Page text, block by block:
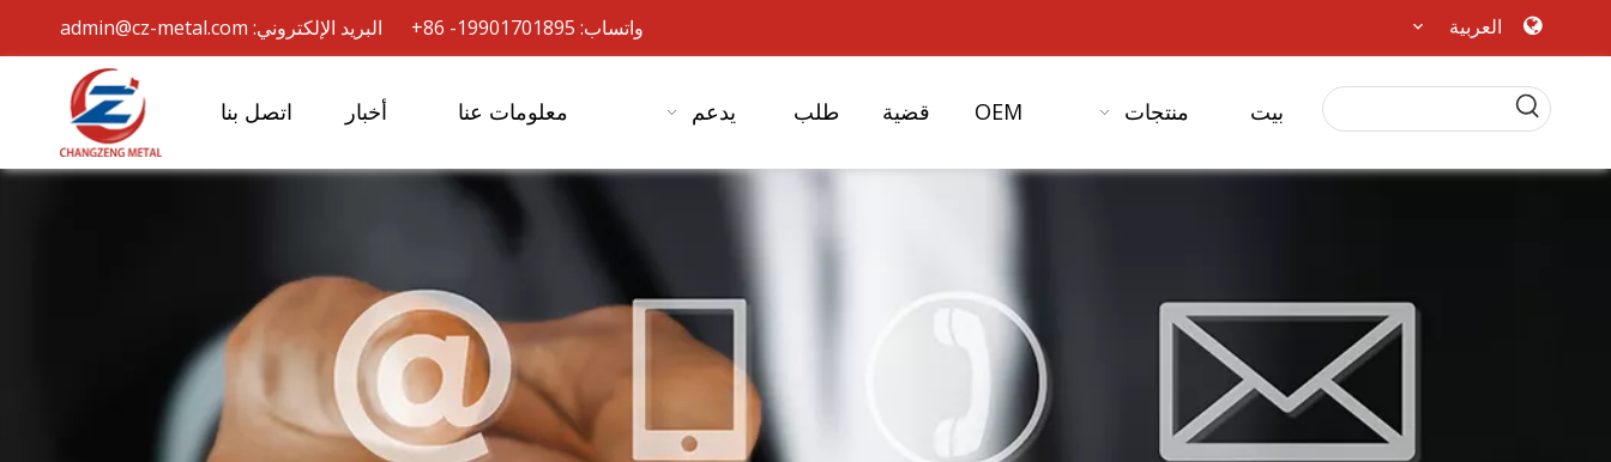
واتساب: 19901701895- 86+ البريد الإلكتروني: admin@cz-metal.com العربية
بيت منتجات OEM قضية طلب يدعم معلومات عنا أخبار اتصل بنا